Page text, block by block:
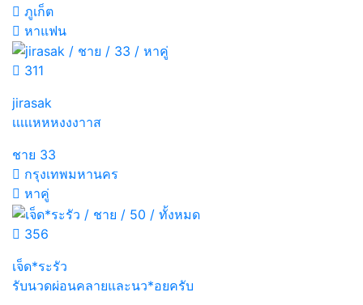
ภูเก็ต
หาแฟน
311
jirasak
เเเเเหหหงงงาาส
ชาย 33
กรุงเทพมหานคร
หาคู่
356
เจ็ด*ระรัว
รับนวดผ่อนคลายและนว*อยครับ